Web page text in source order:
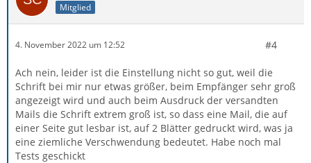
Mitglied
4. November 2022 um 12:52 #4
Ach nein, leider ist die Einstellung nicht so gut, weil die
Schrift bei mir nur etwas größer, beim Empfänger sehr groß
angezeigt wird und auch beim Ausdruck der versandten
Mails die Schrift extrem groß ist, so dass eine Mail, die auf
einer Seite gut lesbar ist, auf 2 Blätter gedruckt wird, was ja
eine ziemliche Verschwendung bedeutet. Habe noch mal
Tests geschickt